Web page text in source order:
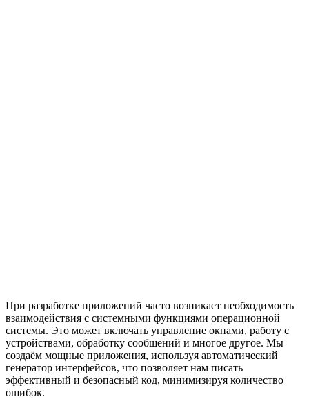
При разработке приложений часто возникает необходимость
взаимодействия с системными функциями операционной
системы. Это может включать управление окнами, работу с
устройствами, обработку сообщений и многое другое. Мы
создаём мощные приложения, используя автоматический
генератор интерфейсов, что позволяет нам писать
эффективный и безопасный код, минимизируя количество
ошибок.